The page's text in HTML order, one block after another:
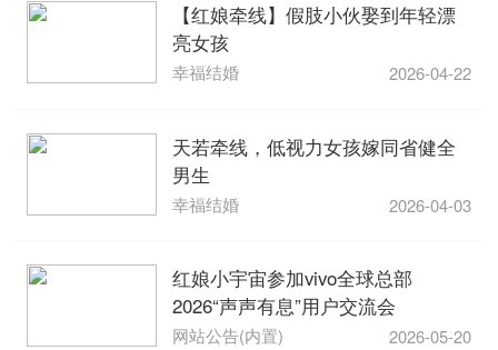
【红娘牵线】假肢小伙娶到年轻漂
亮女孩
幸福结婚 2026-04-22
天若牵线，低视力女孩嫁同省健全
男生
幸福结婚 2026-04-03
红娘小宇宙参加vivo全球总部
2026“声声有息”用户交流会
网站公告(内置) 2026-05-20